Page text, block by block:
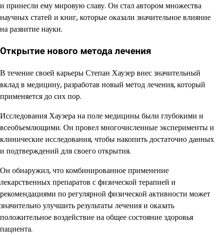
и принесли ему мировую славу. Он стал автором множества
научных статей и книг, которые оказали значительное влияние
на развитие науки.
Открытие нового метода лечения
В течение своей карьеры Степан Хаузер внес значительный
вклад в медицину, разработав новый метод лечения, который
применяется до сих пор.
Исследования Хаузера на поле медицины были глубокими и
всеобъемлющими. Он провел многочисленные эксперименты и
клинические исследования, чтобы накопить достаточно данных
и подтверждений для своего открытия.
Он обнаружил, что комбинированное применение
лекарственных препаратов с физической терапией и
рекомендациями по регулярной физической активности может
значительно улучшить результаты лечения и оказать
положительное воздействие на общее состояние здоровья
пациента.